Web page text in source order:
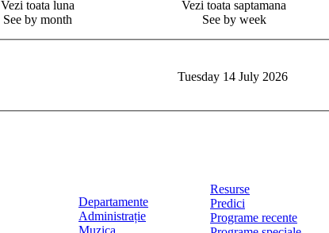
Vezi toata luna
See by month
Vezi toata saptamana
See by week
Tuesday 14 July 2026
Departamente
Administrație
Muzica
Resurse
Predici
Programe recente